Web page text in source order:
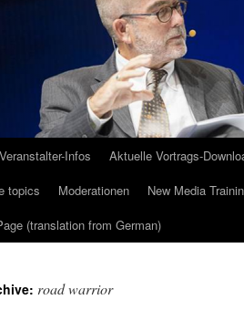
Infos Aktuelle Vortrags-
topics Moderationen New Media
(translation from German)
road warrior